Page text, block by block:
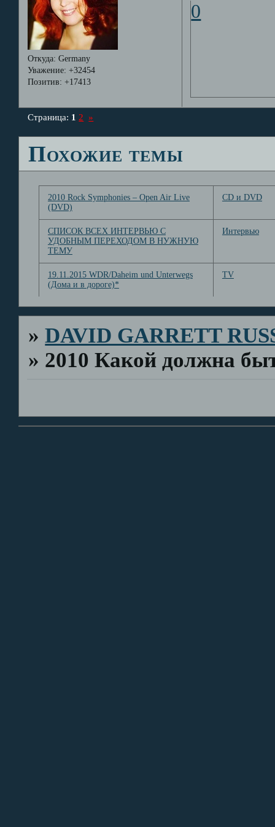
Откуда: Germany
Уважение: +32454
Позитив: +17413
0
Страница: 1 2 »
Похожие темы
2010 Rock Symphonies – Open Air Live
(DVD)
CD и DVD
СПИСОК ВСЕХ ИНТЕРВЬЮ С
УДОБНЫМ ПЕРЕХОДОМ В НУЖНУЮ
ТЕМУ
Интервью
19.11.2015 WDR/Daheim und Unterwegs
(Дома и в дороге)*
TV
»DAVID GARRETT
» 2010 Какой должна